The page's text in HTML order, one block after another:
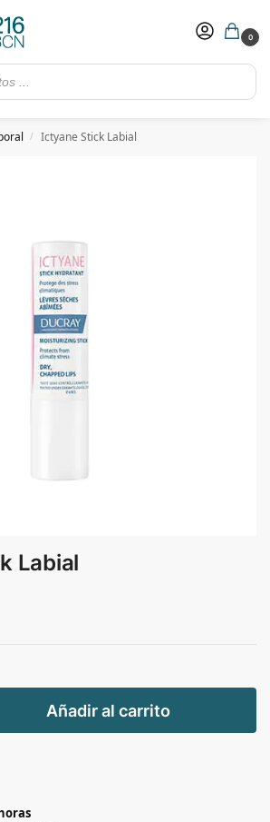
0
de verano hasta -30%
cupón 5GRANVIA (compras superiores a 150€)
/ Ictyane Stick Labial
Labial
Añadir al carrito